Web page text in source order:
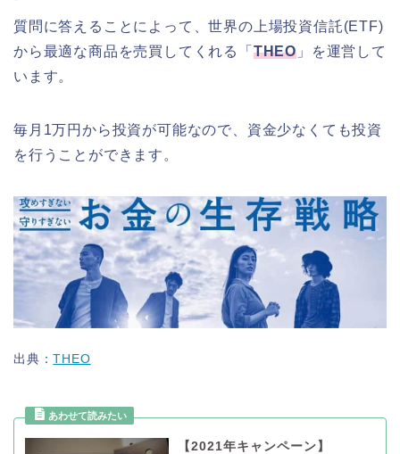
質問に答えることによって、世界の上場投資信託(ETF)
から最適な商品を売買してくれる「 THEO 」を運営して
います。
毎月1万円から投資が可能なので、資金少なくても投資
を行うことができます。
出典：THEO
【2021年キャンペーン】